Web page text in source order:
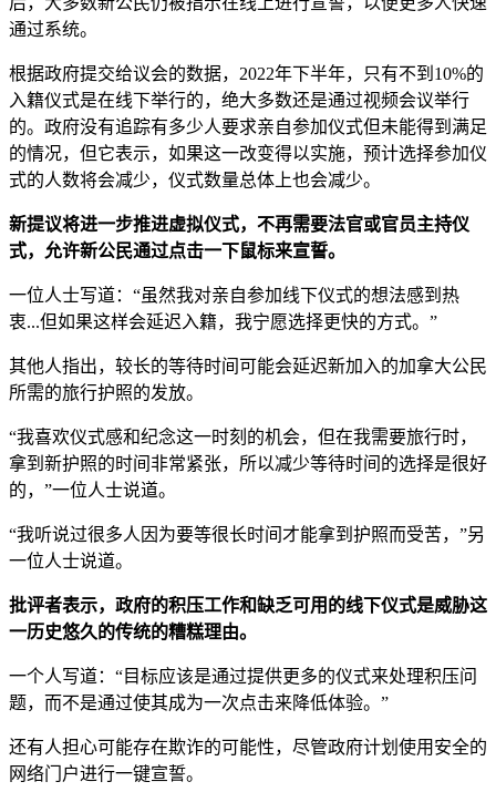
通过系统。
根据政府提交给议会的数据，2022年下半年，只有不到10%的
入籍仪式是在线下举行的，绝大多数还是通过视频会议举行
的。政府没有追踪有多少人要求亲自参加仪式但未能得到满足
的情况，但它表示，如果这一改变得以实施，预计选择参加仪
式的人数将会减少，仪式数量总体上也会减少。
新提议将进一步推进虚拟仪式，不再需要法官或官员主持仪
式，允许新公民通过点击一下鼠标来宣誓。
一位人士写道：“虽然我对亲自参加线下仪式的想法感到热
衷...但如果这样会延迟入籍，我宁愿选择更快的方式。”
其他人指出，较长的等待时间可能会延迟新加入的加拿大公民
所需的旅行护照的发放。
“我喜欢仪式感和纪念这一时刻的机会，但在我需要旅行时，
拿到新护照的时间非常紧张，所以减少等待时间的选择是很好
的，”一位人士说道。
“我听说过很多人因为要等很长时间才能拿到护照而受苦，”另
一位人士说道。
批评者表示，政府的积压工作和缺乏可用的线下仪式是威胁这
一历史悠久的传统的糟糕理由。
一个人写道：“目标应该是通过提供更多的仪式来处理积压问
题，而不是通过使其成为一次点击来降低体验。”
还有人担心可能存在欺诈的可能性，尽管政府计划使用安全的
网络门户进行一键宣誓。